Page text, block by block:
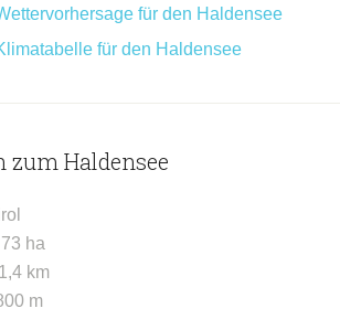
für den Haldensee
für den Haldensee
zum Haldensee
ha
km
m